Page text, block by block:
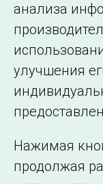
©2005–2026 АО «СО
анализа
улучшения
Нажимая
продолжая